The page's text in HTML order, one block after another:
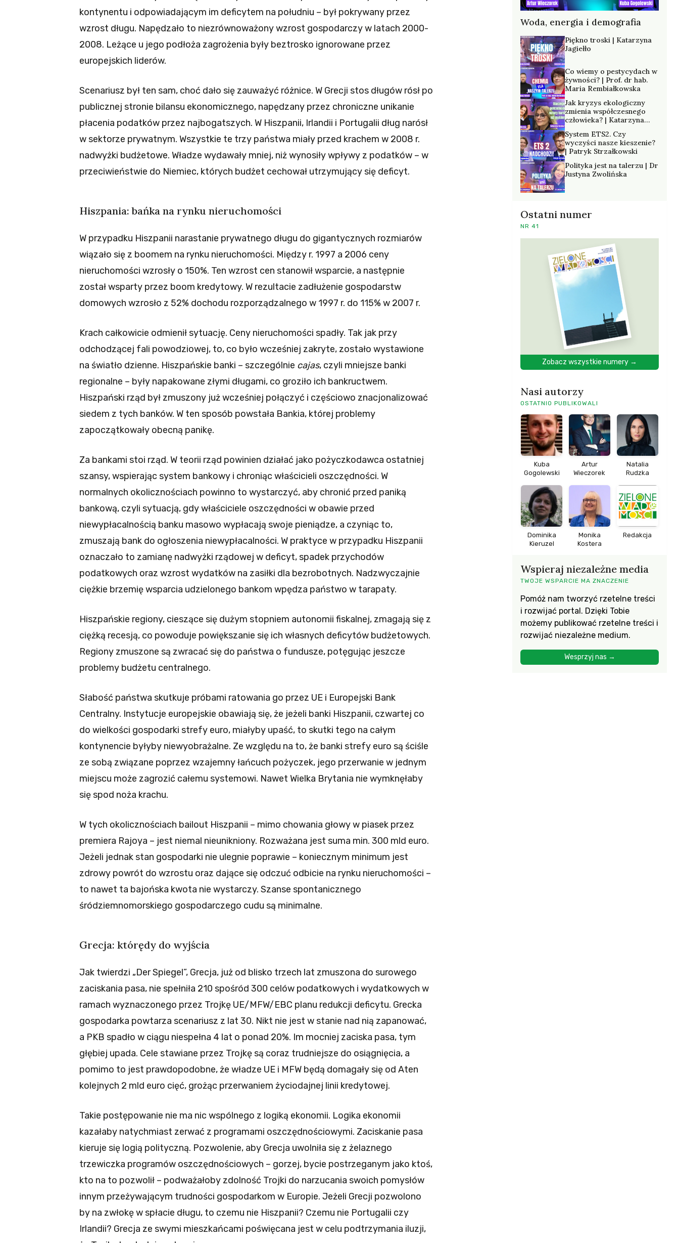
kontynentu i odpowiadającym im deficytem na południu – był pokrywany przez
wzrost długu. Napędzało to niezrównoważony wzrost gospodarczy w latach 2000-
2008. Leżące u jego podłoża zagrożenia były beztrosko ignorowane przez
europejskich liderów.
Scenariusz był ten sam, choć dało się zauważyć różnice. W Grecji stos długów rósł po
publicznej stronie bilansu ekonomicznego, napędzany przez chroniczne unikanie
płacenia podatków przez najbogatszych. W Hiszpanii, Irlandii i Portugalii dług narósł
w sektorze prywatnym. Wszystkie te trzy państwa miały przed krachem w 2008 r.
nadwyżki budżetowe. Władze wydawały mniej, niż wynosiły wpływy z podatków – w
przeciwieństwie do Niemiec, których budżet cechował utrzymujący się deficyt.
Hiszpania: bańka na rynku nieruchomości
W przypadku Hiszpanii narastanie prywatnego długu do gigantycznych rozmiarów
wiązało się z boomem na rynku nieruchomości. Między r. 1997 a 2006 ceny
nieruchomości wzrosły o 150%. Ten wzrost cen stanowił wsparcie, a następnie
został wsparty przez boom kredytowy. W rezultacie zadłużenie gospodarstw
domowych wzrosło z 52% dochodu rozporządzalnego w 1997 r. do 115% w 2007 r.
Krach całkowicie odmienił sytuację. Ceny nieruchomości spadły. Tak jak przy
odchodzącej fali powodziowej, to, co było wcześniej zakryte, zostało wystawione
na światło dzienne. Hiszpańskie banki – szczególnie cajas, czyli mniejsze banki
regionalne – były napakowane złymi długami, co groziło ich bankructwem.
Hiszpański rząd był zmuszony już wcześniej połączyć i częściowo znacjonalizować
siedem z tych banków. W ten sposób powstała Bankia, której problemy
zapoczątkowały obecną panikę.
Za bankami stoi rząd. W teorii rząd powinien działać jako pożyczkodawca ostatniej
szansy, wspierając system bankowy i chroniąc właścicieli oszczędności. W
normalnych okolicznościach powinno to wystarczyć, aby chronić przed paniką
bankową, czyli sytuacją, gdy właściciele oszczędności w obawie przed
niewypłacalnością banku masowo wypłacają swoje pieniądze, a czyniąc to,
zmuszają bank do ogłoszenia niewypłacalności. W praktyce w przypadku Hiszpanii
oznaczało to zamianę nadwyżki rządowej w deficyt, spadek przychodów
podatkowych oraz wzrost wydatków na zasiłki dla bezrobotnych. Nadzwyczajnie
ciężkie brzemię wsparcia udzielonego bankom wpędza państwo w tarapaty.
Hiszpańskie regiony, cieszące się dużym stopniem autonomii fiskalnej, zmagają się z
ciężką recesją, co powoduje powiększanie się ich własnych deficytów budżetowych.
Regiony zmuszone są zwracać się do państwa o fundusze, potęgując jeszcze
problemy budżetu centralnego.
Słabość państwa skutkuje próbami ratowania go przez UE i Europejski Bank
Centralny. Instytucje europejskie obawiają się, że jeżeli banki Hiszpanii, czwartej co
do wielkości gospodarki strefy euro, miałyby upaść, to skutki tego na całym
kontynencie byłyby niewyobrażalne. Ze względu na to, że banki strefy euro są ściśle
ze sobą związane poprzez wzajemny łańcuch pożyczek, jego przerwanie w jednym
miejscu może zagrozić całemu systemowi. Nawet Wielka Brytania nie wymknęłaby
się spod noża krachu.
W tych okolicznościach bailout Hiszpanii – mimo chowania głowy w piasek przez
premiera Rajoya – jest niemal nieunikniony. Rozważana jest suma min. 300 mld euro.
Jeżeli jednak stan gospodarki nie ulegnie poprawie – koniecznym minimum jest
zdrowy powrót do wzrostu oraz dające się odczuć odbicie na rynku nieruchomości –
to nawet ta bajońska kwota nie wystarczy. Szanse spontanicznego
śródziemnomorskiego gospodarczego cudu są minimalne.
Grecja: którędy do wyjścia
Jak twierdzi „Der Spiegel”, Grecja, już od blisko trzech lat zmuszona do surowego
zaciskania pasa, nie spełniła 210 spośród 300 celów podatkowych i wydatkowych w
ramach wyznaczonego przez Trojkę UE/MFW/EBC planu redukcji deficytu. Grecka
gospodarka powtarza scenariusz z lat 30. Nikt nie jest w stanie nad nią zapanować,
a PKB spadło w ciągu niespełna 4 lat o ponad 20%. Im mocniej zaciska pasa, tym
głębiej upada. Cele stawiane przez Trojkę są coraz trudniejsze do osiągnięcia, a
pomimo to jest prawdopodobne, że władze UE i MFW będą domagały się od Aten
kolejnych 2 mld euro cięć, grożąc przerwaniem życiodajnej linii kredytowej.
Takie postępowanie nie ma nic wspólnego z logiką ekonomii. Logika ekonomii
kazałaby natychmiast zerwać z programami oszczędnościowymi. Zaciskanie pasa
kieruje się logią polityczną. Pozwolenie, aby Grecja uwolniła się z żelaznego
trzewiczka programów oszczędnościowych – gorzej, bycie postrzeganym jako ktoś,
kto na to pozwolił – podważałoby zdolność Trojki do narzucania swoich pomysłów
innym przeżywającym trudności gospodarkom w Europie. Jeżeli Grecji pozwolono
by na zwłokę w spłacie długu, to czemu nie Hiszpanii? Czemu nie Portugalii czy
Irlandii? Grecja ze swymi mieszkańcami poświęcana jest w celu podtrzymania iluzji,
Woda, energia i demografia
Piękno troski | Katarzyna
Jagiełło
Co wiemy o pestycydach w
żywności? | Prof. dr hab.
Maria Rembiałkowska
Jak kryzys ekologiczny
zmienia współczesnego
człowieka? | Katarzyna
System ETS2. Czy
wyczyści nasze kieszenie?
| Patryk Strzałkowski
Polityka jest na talerzu | Dr
Justyna Zwolińska
Ostatni numer
NR 41
Zobacz wszystkie numery →
Nasi autorzy
OSTATNIO PUBLIKOWALI
Kuba
Gogolewski
Artur
Wieczorek
Natalia
Rudzka
Dominika
Kieruzel
Monika
Kostera
Redakcja
Wspieraj niezależne media
TWOJE WSPARCIE MA ZNACZENIE
Pomóż nam tworzyć rzetelne treści
i rozwijać portal. Dzięki Tobie
możemy publikować rzetelne treści i
rozwijać niezależne medium.
Wesprzyj nas →